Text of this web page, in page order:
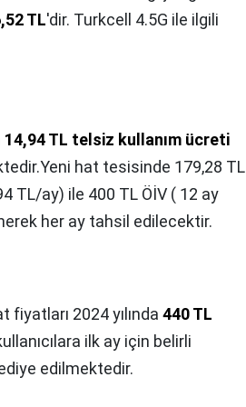
TL'dir. Turkcell 4.5G ile ilgili
14,94 TL telsiz kullanım ücreti
hat tesisinde 179,28 TL
TL/ay) ile 400 TL ÖİV ( 12 ay
her ay tahsil edilecektir.
fiyatları 2024 yılında 440 TL
ilk ay için belirli
edilmektedir.